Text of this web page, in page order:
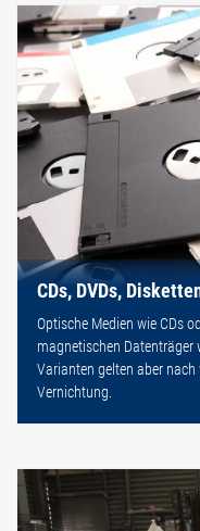
CDs, DVDs,
Optische Medien wie CDs
magnetischen Datenträger
Varianten gelten aber
Vernichtung.